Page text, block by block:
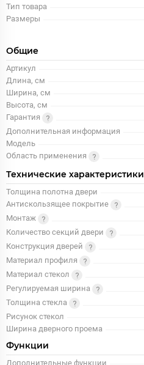
Тип товара
Размеры
Общие
Артикул
Длина, см
Ширина, см
Высота, см
Гарантия
Дополнительная информация
Модель
Область применения
Технические характеристики
Толщина полотна двери
Антискользящее покрытие
Монтаж
Количество секций двери
Конструкция дверей
Материал профиля
Материал стекол
Регулируемая ширина
Толщина стекла
Рисунок стекол
Ширина дверного проема
Функции
Дополнительные функции